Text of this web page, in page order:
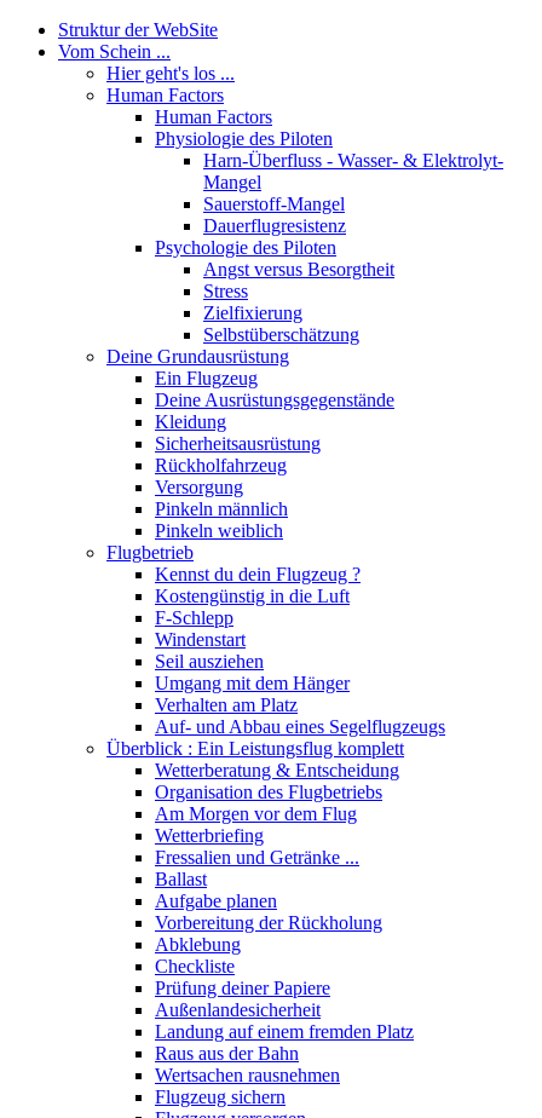
Struktur der WebSite
Vom Schein ...
Hier geht's los ...
Human Factors
Human Factors
Physiologie des Piloten
Harn-Überfluss - Wasser- & Elektrolyt-
Mangel
Sauerstoff-Mangel
Dauerflugresistenz
Psychologie des Piloten
Angst versus Besorgtheit
Stress
Zielfixierung
Selbstüberschätzung
Deine Grundausrüstung
Ein Flugzeug
Deine Ausrüstungsgegenstände
Kleidung
Sicherheitsausrüstung
Rückholfahrzeug
Versorgung
Pinkeln männlich
Pinkeln weiblich
Flugbetrieb
Kennst du dein Flugzeug ?
Kostengünstig in die Luft
F-Schlepp
Windenstart
Seil ausziehen
Umgang mit dem Hänger
Verhalten am Platz
Auf- und Abbau eines Segelflugzeugs
Überblick : Ein Leistungsflug komplett
Wetterberatung & Entscheidung
Organisation des Flugbetriebs
Am Morgen vor dem Flug
Wetterbriefing
Fressalien und Getränke ...
Ballast
Aufgabe planen
Vorbereitung der Rückholung
Abklebung
Checkliste
Prüfung deiner Papiere
Außenlandesicherheit
Landung auf einem fremden Platz
Raus aus der Bahn
Wertsachen rausnehmen
Flugzeug sichern